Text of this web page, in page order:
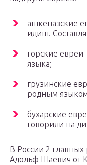
ашкеназские
идиш.
горские евреи
языка;
грузинские
родным языком
бухарские
говорили на
В России 2
Адольф Шаевич от